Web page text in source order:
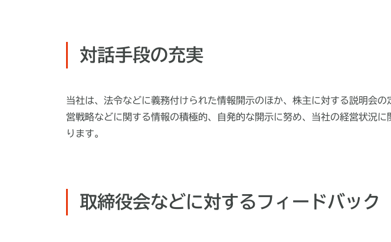
対話手段の充実
当社は、法令などに義務付けられた情報開示のほか、株主に対する説明会
営戦略などに関する情報の積極的、自発的な開示に努め、当社の経営状況に
ります。
取締役会などに対するフィードバック